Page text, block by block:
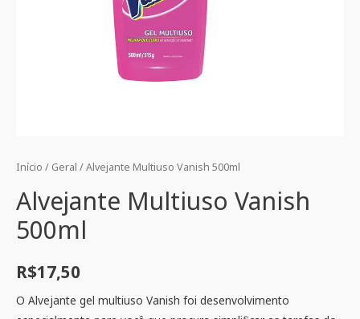
Início / Geral / Alvejante Multiuso Vanish 500ml
Alvejante Multiuso Vanish
500ml
R$17,50
O Alvejante gel multiuso Vanish foi desenvolvimento